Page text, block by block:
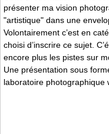
présenter ma vision
"artistique" dans une
Volontairement c’est en
choisi d’inscrire ce sujet.
encore plus les pistes sur
Une présentation sous
laboratoire photographique